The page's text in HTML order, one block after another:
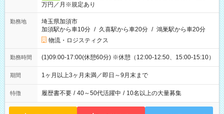
万円／月※規定あり
勤務地
埼玉県加須市
加須駅から車10分 / 久喜駅から車20分 / 鴻巣駅から車20分
物流・ロジスティクス
勤務時間 (1)09:00-17:00(休憩60分) ※休憩（12:00-12:50、15:00-15:10）
期間 1ヶ月以上3ヶ月未満／即日～9月末まで
特徴 履歴書不要 / 40～50代活躍中 / 10名以上の大量募集